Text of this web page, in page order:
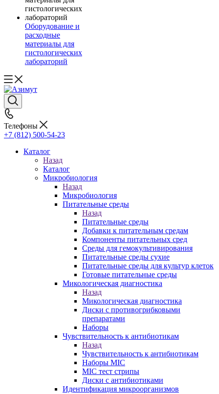
Оборудование и
расходные
материалы для
гистологических
лабораторий
Телефоны
+7 (812) 500-54-23
Каталог
Назад
Каталог
Микробиология
Назад
Микробиология
Питательные среды
Назад
Питательные среды
Добавки к питательным средам
Компоненты питательных сред
Среды для гемокультивирования
Питательные среды сухие
Питательные среды для культур клеток
Готовые питательные среды
Микологическая диагностика
Назад
Микологическая диагностика
Диски с противогрибковыми
препаратами
Наборы
Чувствительность к антибиотикам
Назад
Чувствительность к антибиотикам
Наборы MIC
MIC тест стрипы
Диски с антибиотиками
Идентификация микроорганизмов